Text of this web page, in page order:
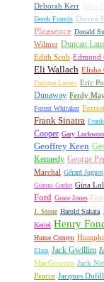
Deborah Kerr Debra
Derek Francis Derren
Pleasence Donald
Wilmer Duncan
Edith Scob Edmond
Eli Wallach Elisha
Enrique Lucero Eric
Dunaway Ferdy
Forest Whitaker
Frank Sinatra
Cooper Gary
Geoffrey Keen
Kennedy George
Marchal Gérard Jugnot
Gianni Garko Gina
Ford Grace Jones
J. Stone Harold Sakata
Keitel Henry
Hume Cronyn
Elam Jack Gwillim
MacGowran Jack
Pearce Jacques